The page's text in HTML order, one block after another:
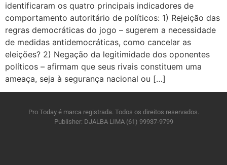
identificaram os quatro principais indicadores de
comportamento autoritário de políticos: 1) Rejeição das
regras democráticas do jogo – sugerem a necessidade
de medidas antidemocráticas, como cancelar as
eleições? 2) Negação da legitimidade dos oponentes
políticos – afirmam que seus rivais constituem uma
ameaça, seja à segurança nacional ou […]
Pro Today é marca registrada. Todos os direitos reservados.
Publisher: DJALBA LIMA (61) 99937-9799